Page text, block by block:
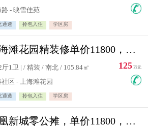
路 - 映雪佳苑
通透 拎包入住 学区房
上海滩花园精装修单价11800，价格最低的两居室，无敌视野
厅1卫 | / 精装 / 南北 / 105.84㎡
社区 - 上海滩花园
通透 拎包入住 学区房
125 万元
凤凰新城零公摊，单价11800，白银楼层，一个车库另算